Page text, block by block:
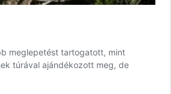
meglepetést tartogatott, mint
túrával ajándékozott meg, de